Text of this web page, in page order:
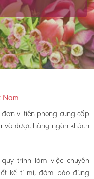
Nam
vị tiên phong cung cấp
và được hàng ngàn khách
trình làm việc chuyên
kế tỉ mỉ, đảm bảo đúng